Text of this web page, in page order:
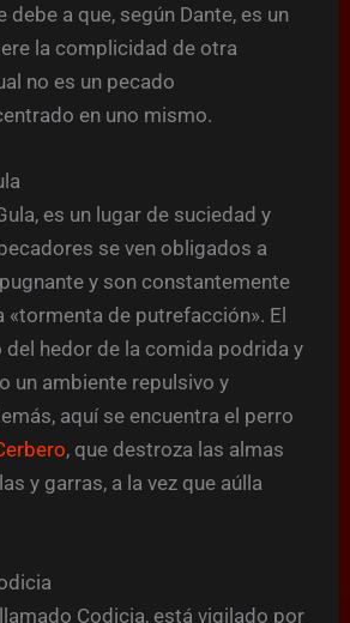
debe a que, según Dante, es un
la complicidad de otra
no es un pecado
en uno mismo.
es un lugar de suciedad y
se ven obligados a
y son constantemente
«tormenta de putrefacción». El
del hedor de la comida podrida y
un ambiente repulsivo y
aquí se encuentra el perro
, que destroza las almas
y garras, a la vez que aúlla
Codicia, está vigilado por